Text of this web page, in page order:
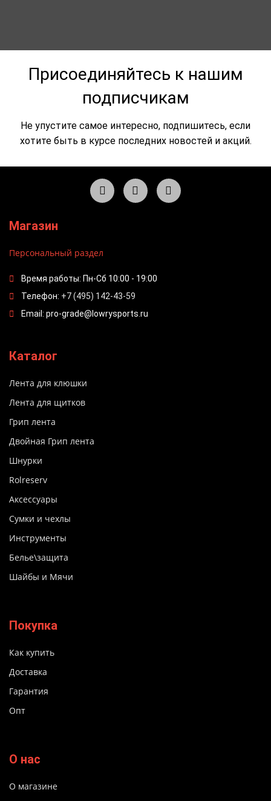
Присоединяйтесь к нашим
подписчикам
Не упустите самое интересно, подпишитесь, если
хотите быть в курсе последних новостей и акций.
Магазин
Персональный раздел
Время работы: Пн-Сб 10:00 - 19:00
Телефон: +7 (495) 142-43-59
Email: pro-grade@lowrysports.ru
Каталог
Лента для клюшки
Лента для щитков
Грип лента
Двойная Грип лента
Шнурки
Rolreserv
Аксессуары
Сумки и чехлы
Инструменты
Белье\защита
Шайбы и Мячи
Покупка
Как купить
Доставка
Гарантия
Опт
О нас
О магазине